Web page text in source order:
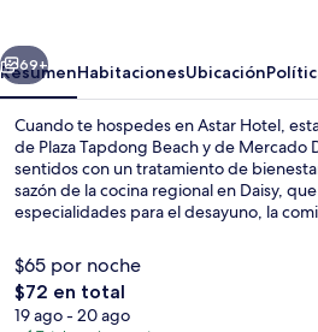
Siguiente
69+
ResumenHabitacionesUbicación
Cuando te hospedes en Astar Hotel,
de Plaza Tapdong Beach y de Mercado
sentidos con un tratamiento de
sazón de la cocina regional en Daisy,
especialidades para el desayuno, la
amenidades y características como el
$65 por noche
El
precio
$72 en total
19 ago - 20 ago